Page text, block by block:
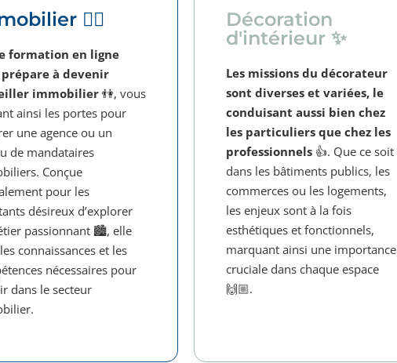
🙋‍♂️
formation en ligne
prépare à devenir
immobilier 👫, vous
ainsi les portes pour
une agence ou un
de mandataires
Conçue
pour les
désireux d’explorer
passionnant 🏙️, elle
connaissances et les
nécessaires pour
dans le secteur
Décoration
d'intérieur ✨
Les missions du décorateur
sont diverses et variées, le
conduisant aussi bien chez
les particuliers que chez les
professionnels 👍. Que ce soit
dans les bâtiments publics, les
commerces ou les logements,
les enjeux sont à la fois
esthétiques et fonctionnels,
marquant ainsi une importance
cruciale dans chaque espace
🙌🏼.